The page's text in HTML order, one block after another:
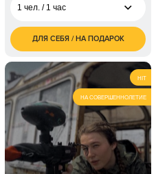
1 чел. / 1 час
1 500
грн
1 чел. / абонемент на
месяц занятий
3 000
грн
ДЛЯ СЕБЯ / НА ПОДАРОК
HIT
НА СОВЕРШЕННОЛЕТИЕ